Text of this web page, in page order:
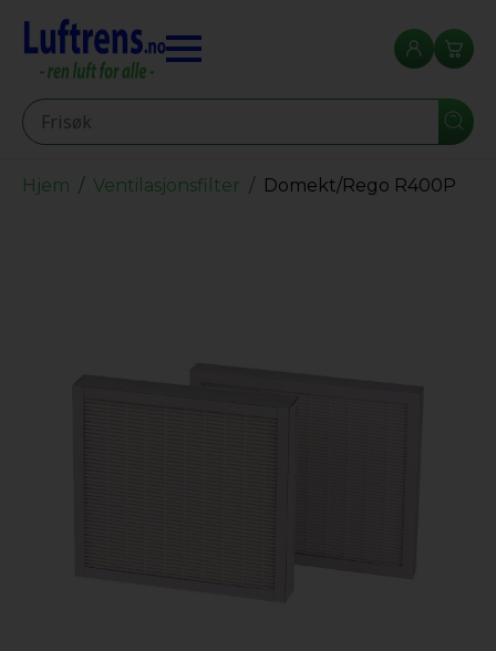
Seearch
Hjem Ventilasjonsfilter Domekt/Rego R400P